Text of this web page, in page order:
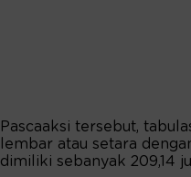
Pascaaksi tersebut,
lembar atau setara
dimiliki sebanyak 209,14